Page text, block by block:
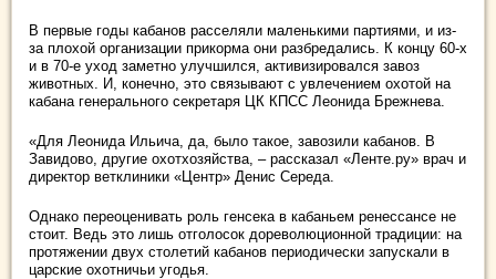
В первые годы кабанов расселяли маленькими партиями, и из-
за плохой организации прикорма они разбредались. К концу 60-х
и в 70-е уход заметно улучшился, активизировался завоз
животных. И, конечно, это связывают с увлечением охотой на
кабана генерального секретаря ЦК КПСС Леонида Брежнева.
«Для Леонида Ильича, да, было такое, завозили кабанов. В
Завидово, другие охотхозяйства, – рассказал «Ленте.ру» врач и
директор ветклиники «Центр» Денис Середа.
Однако переоценивать роль генсека в кабаньем ренессансе не
стоит. Ведь это лишь отголосок дореволюционной традиции: на
протяжении двух столетий кабанов периодически запускали в
царские охотничьи угодья.